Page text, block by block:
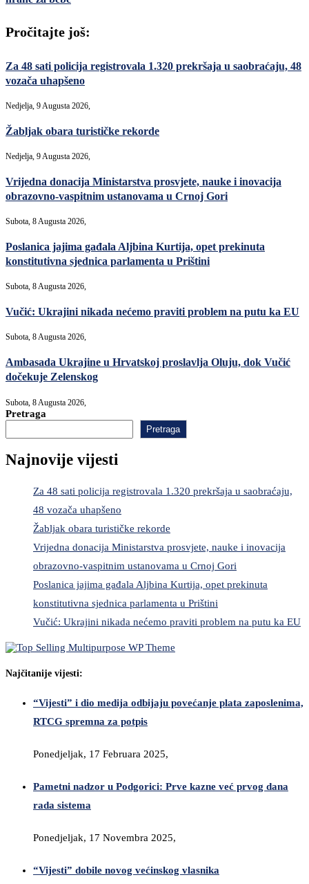
Pročitajte još:
Za 48 sati policija registrovala 1.320 prekršaja u saobraćaju, 48
vozača uhapšeno
Nedjelja, 9 Augusta 2026,
Žabljak obara turističke rekorde
Nedjelja, 9 Augusta 2026,
Vrijedna donacija Ministarstva prosvjete, nauke i inovacija
obrazovno-vaspitnim ustanovama u Crnoj Gori
Subota, 8 Augusta 2026,
Poslanica jajima gađala Aljbina Kurtija, opet prekinuta
konstitutivna sjednica parlamenta u Prištini
Subota, 8 Augusta 2026,
Vučić: Ukrajini nikada nećemo praviti problem na putu ka EU
Subota, 8 Augusta 2026,
Ambasada Ukrajine u Hrvatskoj proslavlja Oluju, dok Vučić
dočekuje Zelenskog
Subota, 8 Augusta 2026,
Pretraga
Pretraga
Najnovije vijesti
Za 48 sati policija registrovala 1.320 prekršaja u saobraćaju,
48 vozača uhapšeno
Žabljak obara turističke rekorde
Vrijedna donacija Ministarstva prosvjete, nauke i inovacija
obrazovno-vaspitnim ustanovama u Crnoj Gori
Poslanica jajima gađala Aljbina Kurtija, opet prekinuta
konstitutivna sjednica parlamenta u Prištini
Vučić: Ukrajini nikada nećemo praviti problem na putu ka EU
Najčitanije vijesti:
“Vijesti” i dio medija odbijaju povećanje plata zaposlenima,
RTCG spremna za potpis
Ponedjeljak, 17 Februara 2025,
Pametni nadzor u Podgorici: Prve kazne već prvog dana
rada sistema
Ponedjeljak, 17 Novembra 2025,
“Vijesti” dobile novog većinskog vlasnika